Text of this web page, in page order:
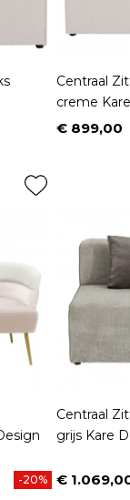
ontspannen
Centraal
creme
Prijs
€ 899,00
-20%
Centraal
grijs Kare
Prijs
€